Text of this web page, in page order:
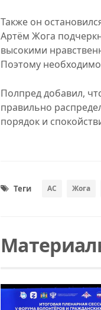
Также он
Артём Жога
высокими
Поэтому
Полпред добавил,
правильно
порядок и
Теги АС Жога